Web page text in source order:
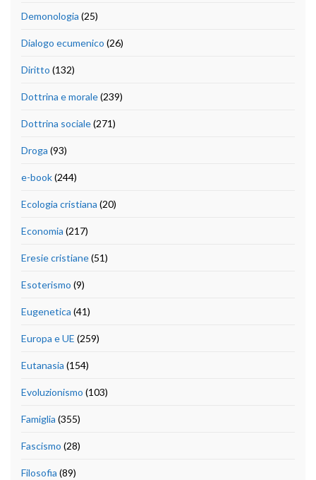
Demonologia (25)
Dialogo ecumenico (26)
Diritto (132)
Dottrina e morale(239)
Dottrina sociale(271)
Droga (93)
e-book(244)
Ecologia cristiana (20)
Economia (217)
Eresie cristiane(51)
Esoterismo (9)
Eugenetica (41)
Europa e UE (259)
Eutanasia (154)
Evoluzionismo (103)
Famiglia (355)
Fascismo (28)
Filosofia (89)